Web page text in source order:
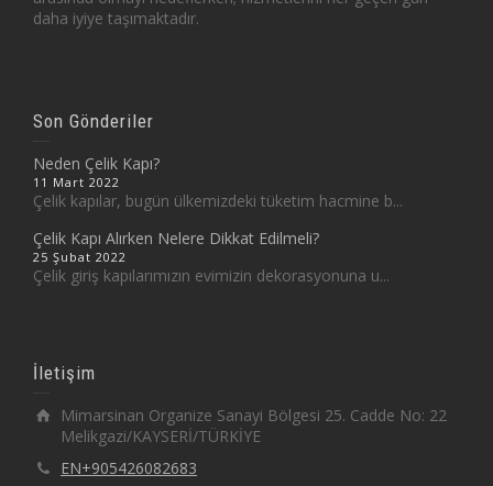
daha iyiye taşımaktadır.
Son Gönderiler
Neden Çelik Kapı?
11 Mart 2022
Çelik kapılar, bugün ülkemizdeki tüketim hacmine b...
Çelik Kapı Alırken Nelere Dikkat Edilmeli?
25 Şubat 2022
Çelik giriş kapılarımızın evimizin dekorasyonuna u...
İletişim
Mimarsinan Organize Sanayi Bölgesi 25. Cadde No: 22
Melikgazi/KAYSERİ/TÜRKİYE
EN+905426082683